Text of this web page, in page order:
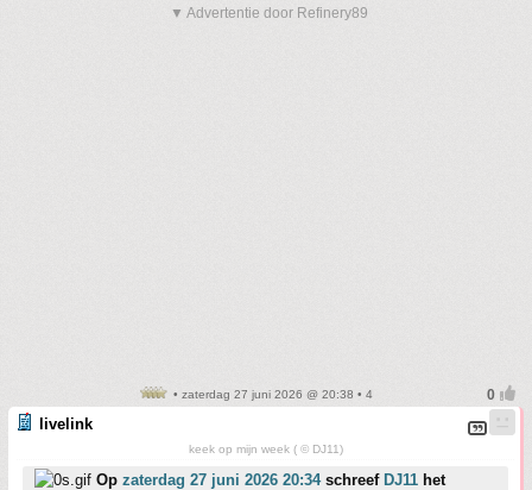
▼ Advertentie door Refinery89
• zaterdag 27 juni 2026 @ 20:38 • 4
livelink
keek op mijn week ( © DJ11)
Op zaterdag 27 juni 2026 20:34schreef DJ11 het